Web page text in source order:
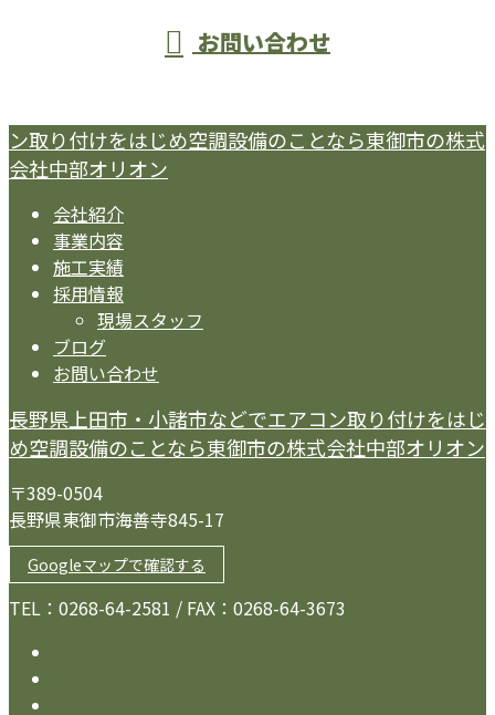
お問い合わせ
ン取り付けをはじめ空調設備のことなら東御市の株式
会社中部オリオン
会社紹介
事業内容
施工実績
採用情報
現場スタッフ
ブログ
お問い合わせ
長野県上田市・小諸市などでエアコン取り付けをはじ
め空調設備のことなら東御市の株式会社中部オリオン
〒389-0504
長野県東御市海善寺845-17
Googleマップで確認する
TEL：0268-64-2581 / FAX：0268-64-3673